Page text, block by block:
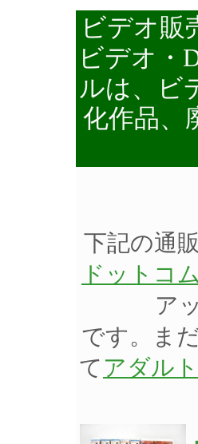
ビデオ販
ビデオ・
ルは、ビ
化作品、
下記の通
ドットコム
ア
です。ま
て アダル